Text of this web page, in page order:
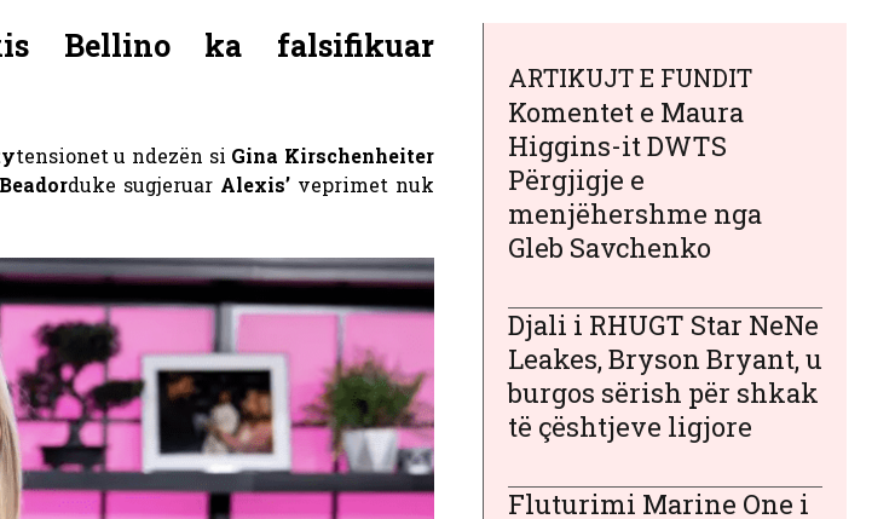
Bellino ka falsifikuar
tensionet u ndezën si Gina Kirschenheiter
duke sugjeruar Alexis’veprimet nuk
ARTIKUJT E FUNDIT
Komentet e Maura
Higgins-it DWTS
Përgjigje e
menjëhershme nga
Gleb Savchenko
Djali i RHUGT Star NeNe
Leakes, Bryson Bryant, u
burgos sërish për shkak
të çështjeve ligjore
Fluturimi Marine One i